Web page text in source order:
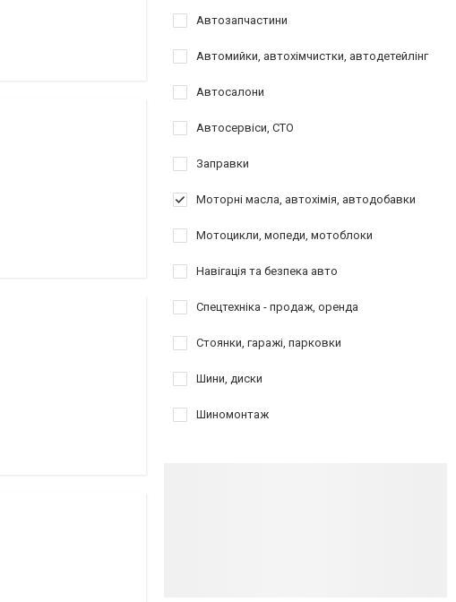
Автозапчастини
Автомийки, автохімчистки, автодетейлінг
Автосалони
Автосервіси, СТО
Заправки
Моторні масла, автохімія, автодобавки
Мотоцикли, мопеди, мотоблоки
Навігація та безпека авто
Спецтехніка - продаж, оренда
Стоянки, гаражі, парковки
Шини, диски
Шиномонтаж